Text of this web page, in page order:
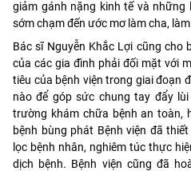
giảm gánh nặng kinh tế và
sớm chạm đến ước mơ làm cha,
Bác sĩ Nguyễn Khắc Lợi cũng cho
của các gia đình phải đối mặt với
tiêu của bệnh viện trong giai đoạn
nào để góp sức chung tay đẩy
trường khám chữa bệnh an toàn,
bệnh bùng phát Bệnh viện đã
lọc bệnh nhân, nghiêm túc thực
dịch bệnh. Bệnh viện cũng đã